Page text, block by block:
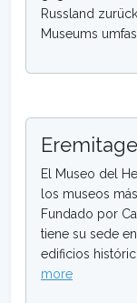
Russland
Museums
Eremitage
El Museo del
los museos
Fundado por
tiene su sede
edificios
more